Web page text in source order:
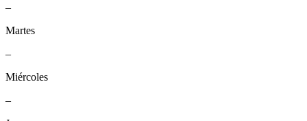
–
Martes
–
Miércoles
–